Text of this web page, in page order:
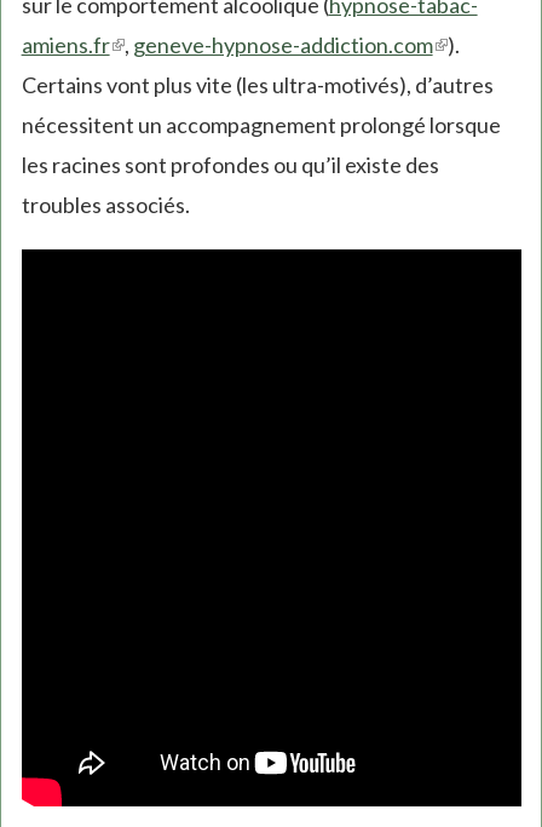
amiens.fr(link
is
external)
, geneve-hypnose-addiction.com(link
is
external)
).
Certains vont plus vite (les ultra-motivés), d’autres
nécessitent un accompagnement prolongé lorsque
les racines sont profondes ou qu’il existe des
troubles associés.